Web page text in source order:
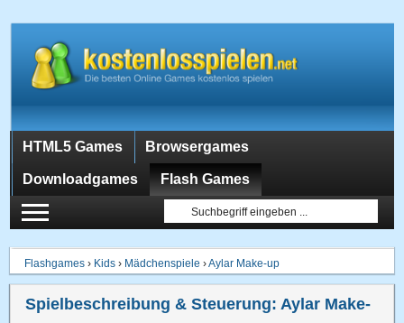
HTML5 Games Browsergames
Downloadgames Flash Games
Flashgames › Kids › Mädchenspiele ›Aylar Make-up
Spielbeschreibung & Steuerung:Aylar Make-